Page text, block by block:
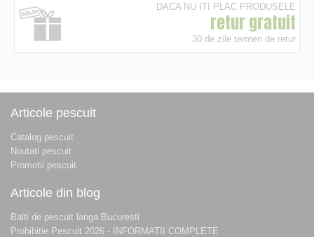
DACA NU ITI PLAC PRODUSELE
retur gratuit
30 de zile termen de retur
Articole pescuit
Catalog pescuit
Noutati pescuit
Promotii pescuit
Articole din blog
Balti de pescuit langa Bucuresti
Prohibitie Pescuit 2026 - INFORMATII COMPLETE